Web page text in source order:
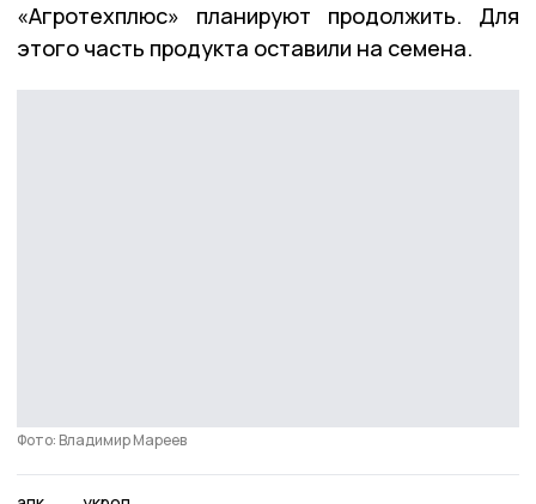
«Агротехплюс» планируют продолжить. Для
этого часть продукта оставили на семена.
Фото: Владимир Мареев